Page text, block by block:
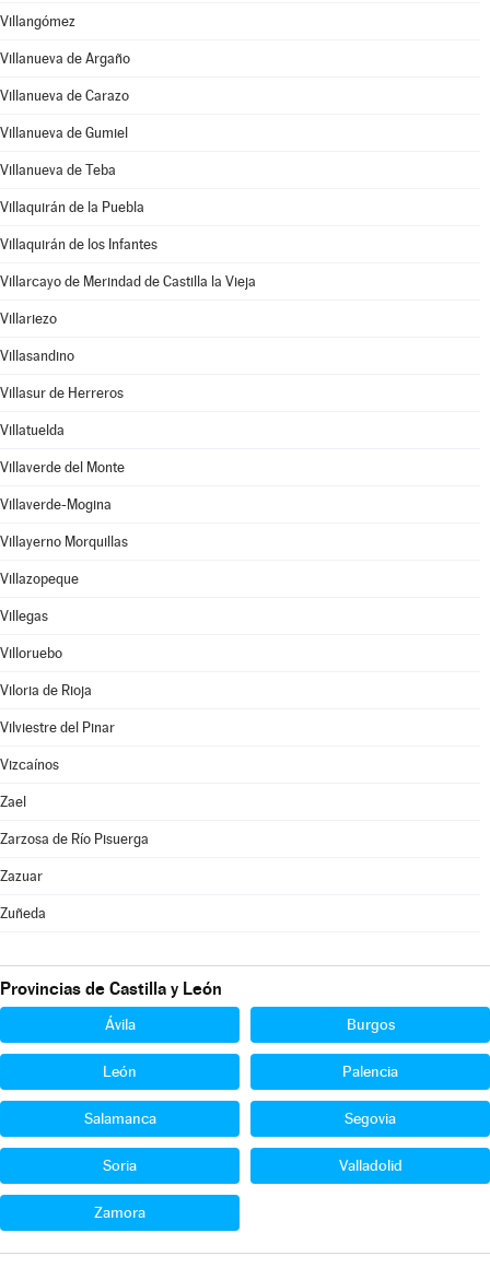
Villangómez
Villanueva de Argaño
Villanueva de Carazo
Villanueva de Gumiel
Villanueva de Teba
Villaquirán de la Puebla
Villaquirán de los Infantes
Villarcayo de Merindad de Castilla la Vieja
Villariezo
Villasandino
Villasur de Herreros
Villatuelda
Villaverde del Monte
Villaverde-Mogina
Villayerno Morquillas
Villazopeque
Villegas
Villoruebo
Viloria de Rioja
Vilviestre del Pinar
Vizcaínos
Zael
Zarzosa de Río Pisuerga
Zazuar
Zuñeda
Provincias de Castilla y León
Ávila Burgos
León Palencia
Salamanca Segovia
Soria Valladolid
Zamora